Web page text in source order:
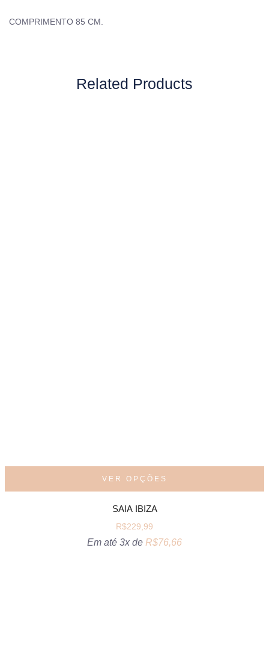
COMPRIMENTO 85 CM.
Related Products
VER OPÇÕES
SAIA IBIZA
R$229,99
Em até 3x de R$76,66